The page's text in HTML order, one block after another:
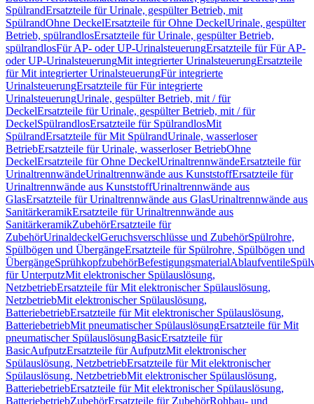
SpülrandErsatzteile für Urinale, gespülter Betrieb, mit
SpülrandOhne DeckelErsatzteile für Ohne DeckelUrinale, gespülter
Betrieb, spülrandlosErsatzteile für Urinale, gespülter Betrieb,
spülrandlosFür AP- oder UP-UrinalsteuerungErsatzteile für Für AP-
oder UP-UrinalsteuerungMit integrierter UrinalsteuerungErsatzteile
für Mit integrierter UrinalsteuerungFür integrierte
UrinalsteuerungErsatzteile für Für integrierte
UrinalsteuerungUrinale, gespülter Betrieb, mit / für
DeckelErsatzteile für Urinale, gespülter Betrieb, mit / für
DeckelSpülrandlosErsatzteile für SpülrandlosMit
SpülrandErsatzteile für Mit SpülrandUrinale, wasserloser
BetriebErsatzteile für Urinale, wasserloser BetriebOhne
DeckelErsatzteile für Ohne DeckelUrinaltrennwändeErsatzteile für
UrinaltrennwändeUrinaltrennwände aus KunststoffErsatzteile für
Urinaltrennwände aus KunststoffUrinaltrennwände aus
GlasErsatzteile für Urinaltrennwände aus GlasUrinaltrennwände aus
SanitärkeramikErsatzteile für Urinaltrennwände aus
SanitärkeramikZubehörErsatzteile für
ZubehörUrinaldeckelGeruchsverschlüsse und ZubehörSpülrohre,
Spülbögen und ÜbergängeErsatzteile für Spülrohre, Spülbögen und
ÜbergängeSprühkopfzubehörBefestigungsmaterialAblaufventile
für UnterputzMit elektronischer Spülauslösung,
NetzbetriebErsatzteile für Mit elektronischer Spülauslösung,
NetzbetriebMit elektronischer Spülauslösung,
BatteriebetriebErsatzteile für Mit elektronischer Spülauslösung,
BatteriebetriebMit pneumatischer SpülauslösungErsatzteile für Mit
pneumatischer SpülauslösungBasicErsatzteile für
BasicAufputzErsatzteile für AufputzMit elektronischer
Spülauslösung, NetzbetriebErsatzteile für Mit elektronischer
Spülauslösung, NetzbetriebMit elektronischer Spülauslösung,
BatteriebetriebErsatzteile für Mit elektronischer Spülauslösung,
BatteriebetriebZubehörErsatzteile für ZubehörRohbau- und